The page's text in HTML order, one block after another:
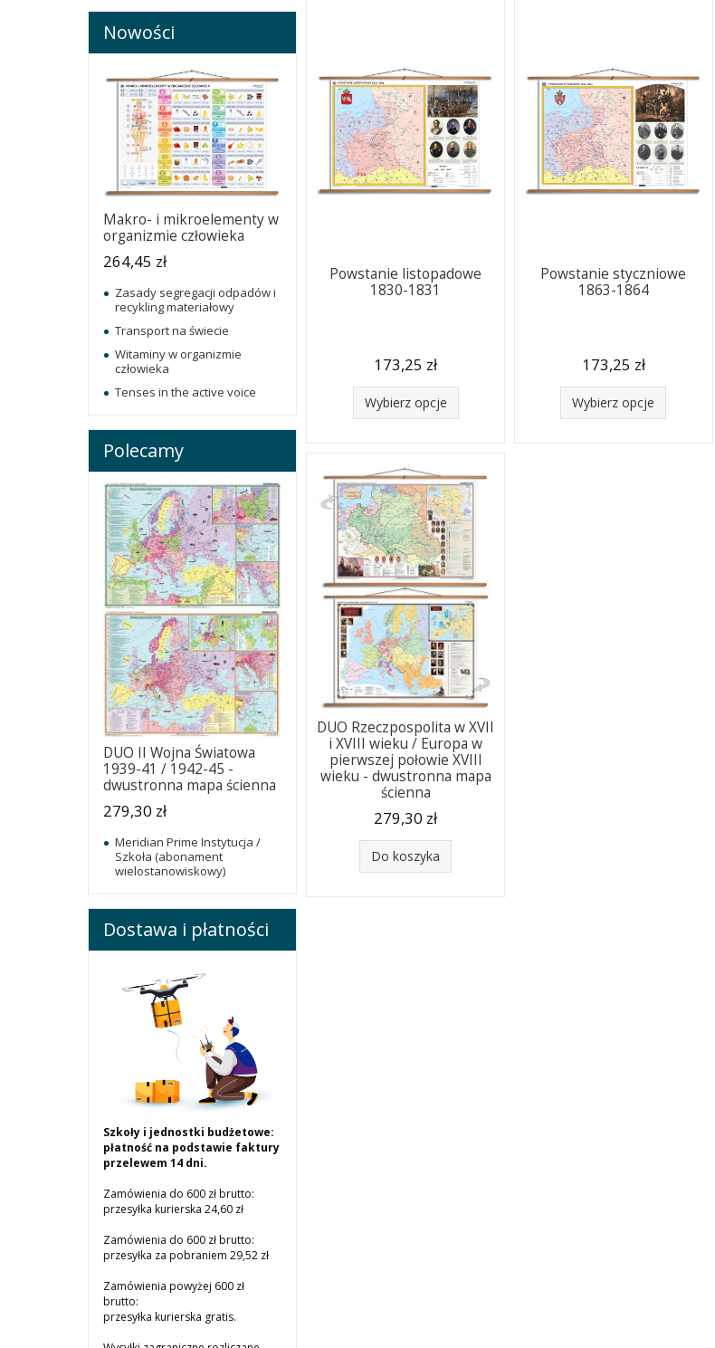
Powstanie listopadowe
1830-1831
173,25 zł
Wybierz opcje
Powstanie styczniowe
1863-1864
173,25 zł
Wybierz opcje
DUO Rzeczpospolita w XVII
i XVIII wieku / Europa w
pierwszej połowie XVIII
wieku - dwustronna mapa
ścienna
279,30 zł
Do koszyka
Nowości
Makro- i mikroelementy w
organizmie człowieka
264,45 zł
Zasady segregacji odpadów i
recykling materiałowy
Transport na świecie
Witaminy w organizmie
człowieka
Tenses in the active voice
Polecamy
DUO II Wojna Światowa
1939-41 / 1942-45 -
dwustronna mapa ścienna
279,30 zł
Meridian Prime Instytucja /
Szkoła (abonament
wielostanowiskowy)
Dostawa i płatności
Szkoły i jednostki budżetowe:
płatność na podstawie faktury
przelewem 14 dni.
Zamówienia do 600 zł brutto:
przesyłka kurierska 24,60 zł
Zamówienia do 600 zł brutto:
przesyłka za pobraniem 29,52 zł
Zamówienia powyżej 600 zł
brutto:
przesyłka kurierska gratis.